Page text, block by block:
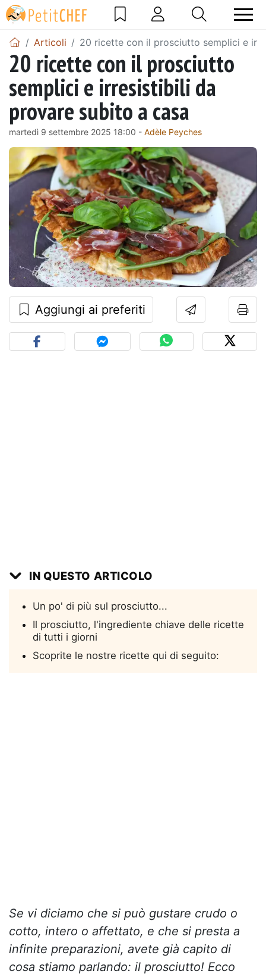
Articoli 20 ricette con il prosciutto semplici e
20 ricette con il prosciutto
semplici e irresistibili da
provare subito a casa
martedì 9 settembre 2025 18:00 - Adèle Peyches
Aggiungi ai preferiti
IN QUESTO ARTICOLO
Un po' di più sul prosciutto...
Il prosciutto, l'ingrediente chiave delle ricette
di tutti i giorni
Scoprite le nostre ricette qui di seguito:
Se vi diciamo che si può gustare crudo o
cotto, intero o affettato, e che si presta a
infinite preparazioni, avete già capito di
cosa stiamo parlando: il prosciutto! Ecco